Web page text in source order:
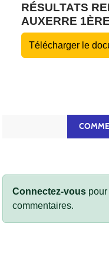
RÉSULTATS
AUXERRE
Télécharger le
Connectez-vous
commentaires.